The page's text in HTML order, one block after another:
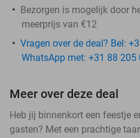
Bezorgen is mogelijk door
meerprijs van €12
Vragen over de deal? Bel:
WhatsApp met: +31 88 205
Meer over deze deal
Heb jij binnenkort een feestje
gasten? Met een prachtige